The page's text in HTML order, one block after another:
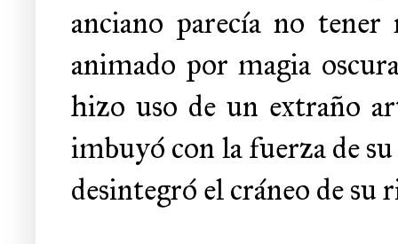
anciano parecía no tener
animado por magia
hizo uso de un extraño
imbuyó con la fuerza de
desintegró el cráneo de su